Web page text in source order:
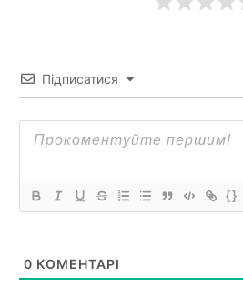
Підписатися
{}
0 КОМЕНТАРІ